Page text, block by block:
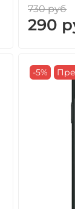
730 руб
290
-5%